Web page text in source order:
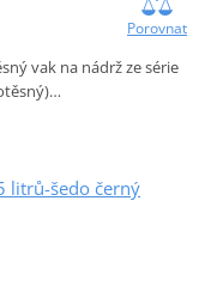
Porovnat
vak na nádrž ze série
litrů-šedo černý